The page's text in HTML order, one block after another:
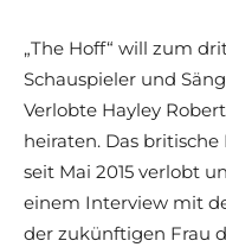
„The Hoff“ will zum
Schauspieler und
Verlobte Hayley
heiraten. Das
seit Mai 2015 verlobt
einem Interview mit
der zukünftigen Frau